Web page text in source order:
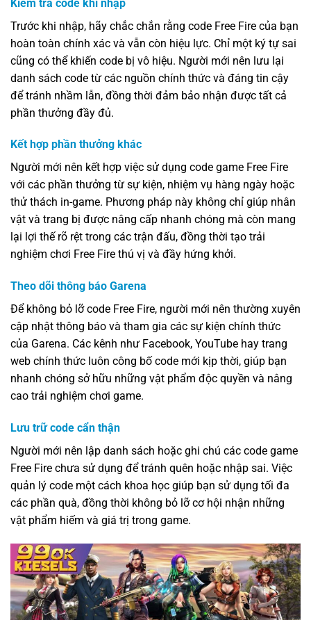
Kiểm tra code khi nhập
Trước khi nhập, hãy chắc chắn rằng code Free Fire của bạn
hoàn toàn chính xác và vẫn còn hiệu lực. Chỉ một ký tự sai
cũng có thể khiến code bị vô hiệu. Người mới nên lưu lại
danh sách code từ các nguồn chính thức và đáng tin cậy
để tránh nhầm lẫn, đồng thời đảm bảo nhận được tất cả
phần thưởng đầy đủ.
Kết hợp phần thưởng khác
Người mới nên kết hợp việc sử dụng code game Free Fire
với các phần thưởng từ sự kiện, nhiệm vụ hàng ngày hoặc
thử thách in-game. Phương pháp này không chỉ giúp nhân
vật và trang bị được nâng cấp nhanh chóng mà còn mang
lại lợi thế rõ rệt trong các trận đấu, đồng thời tạo trải
nghiệm chơi Free Fire thú vị và đầy hứng khởi.
Theo dõi thông báo Garena
Để không bỏ lỡ code Free Fire, người mới nên thường xuyên
cập nhật thông báo và tham gia các sự kiện chính thức
của Garena. Các kênh như Facebook, YouTube hay trang
web chính thức luôn công bố code mới kịp thời, giúp bạn
nhanh chóng sở hữu những vật phẩm độc quyền và nâng
cao trải nghiệm chơi game.
Lưu trữ code cẩn thận
Người mới nên lập danh sách hoặc ghi chú các code game
Free Fire chưa sử dụng để tránh quên hoặc nhập sai. Việc
quản lý code một cách khoa học giúp bạn sử dụng tối đa
các phần quà, đồng thời không bỏ lỡ cơ hội nhận những
vật phẩm hiếm và giá trị trong game.